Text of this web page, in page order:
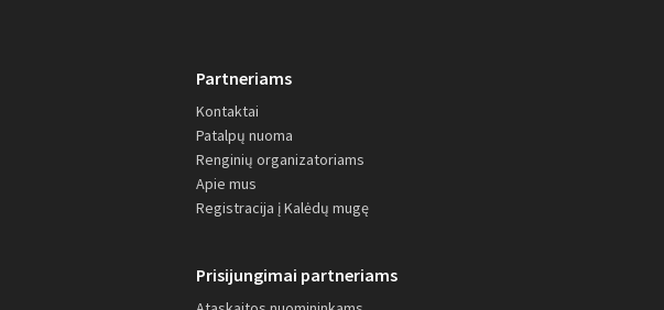
Partneriams
Kontaktai
Patalpų nuoma
Renginių organizatoriams
Apie mus
Registracija į Kalėdų mugę
Prisijungimai partneriams